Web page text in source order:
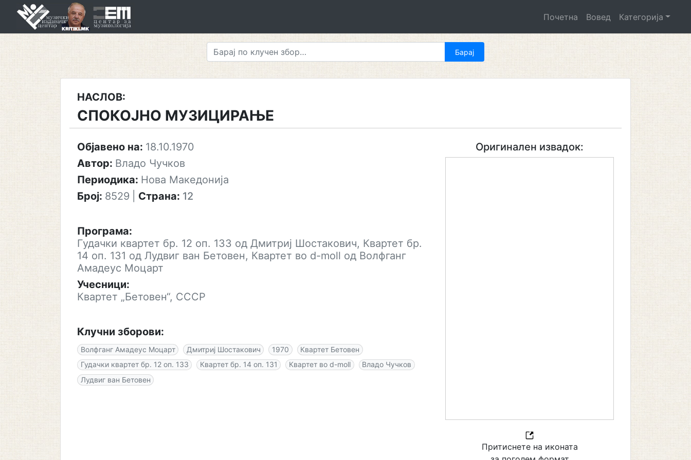
Почетна Вовед Категорија
НАСЛОВ:
СПОКОЈНО МУЗИЦИРАЊЕ
Објавено на: 18.10.1970
Автор: Владо Чучков
Периодика: Нова Македонија
Број: 8529 Страна: 12
Програма:
Гудачки квартет бр. 12 оп. 133 од Дмитриј Шостакович, Квартет бр.
14 оп. 131 од Лудвиг ван Бетовен, Квартет во d-moll од Волфганг
Амадеус Моцарт
Учесници:
Квартет „Бетовен“, СССР
Клучни зборови:
Волфганг Амадеус Моцарт Дмитриј Шостакович 1970
Квартет Бетовен
Гудачки квартет бр. 12 оп. 133
Квартет бр. 14 оп. 131 Квартет во d-moll
Владо Чучков
Лудвиг ван Бетовен
Оригинален извадок:
Притиснете на иконата